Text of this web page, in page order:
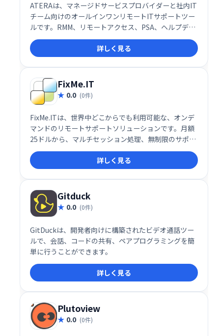
ATERAは、マネージドサービスプロバイダーと社内IT
チーム向けのオールインワンリモートITサポートツー
ルです。RMM、リモートアクセス、PSA、ヘルプデス
ク機能などを統合し、効率的なIT管理を実現します。
30日間の無料トライアルで、その利便性を体感くださ
い。
詳しく見る
FixMe.IT
0.0 (0件)
FixMe.ITは、世界中どこからでも利用可能な、オンデ
マンドのリモートサポートソリューションです。月額
25ドルから、マルチセッション処理、無制限のサポー
ト、最大150台のデバイスへのアクセスを提供。ブラ
ンディング、マルチモニター対応、ファイル転送な
ど、充実した機能で無人での即時サポートを実現しま
す。
詳しく見る
Gitduck
0.0 (0件)
GitDuckは、開発者向けに構築されたビデオ通話ツー
ルで、会話、コードの共有、ペアプログラミングを簡
単に行うことができます。
詳しく見る
Plutoview
0.0 (0件)